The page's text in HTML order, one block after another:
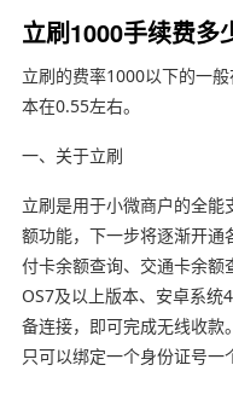
立刷1000手续费多
立刷的费率1000以下的一
本在0.55左右。
一、关于立刷
立刷是用于小微商户的全
额功能，下一步将逐渐开通
付卡余额查询、交通卡余
OS7及以上版本、安卓系
备连接，即可完成无线收款
只可以绑定一个身份证号一